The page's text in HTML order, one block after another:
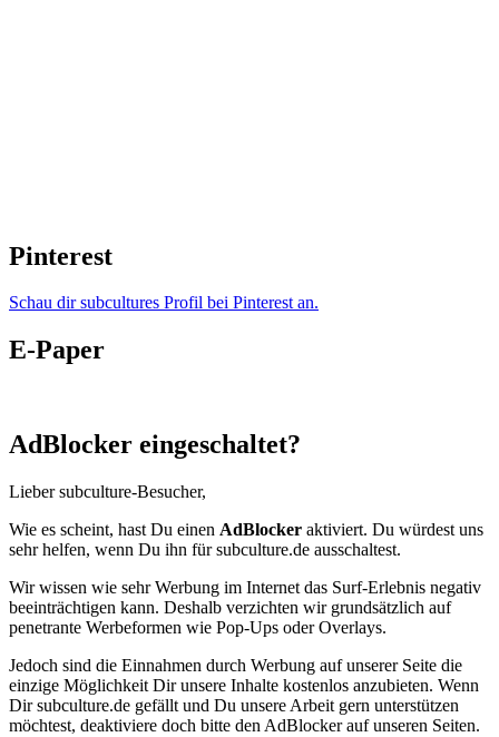
Pinterest
Schau dir subcultures Profil bei Pinterest an.
E-Paper
AdBlocker eingeschaltet?
Lieber subculture-Besucher,
Wie es scheint, hast Du einen AdBlocker aktiviert. Du würdest uns
sehr helfen, wenn Du ihn für subculture.de ausschaltest.
Wir wissen wie sehr Werbung im Internet das Surf-Erlebnis negativ
beeinträchtigen kann. Deshalb verzichten wir grundsätzlich auf
penetrante Werbeformen wie Pop-Ups oder Overlays.
Jedoch sind die Einnahmen durch Werbung auf unserer Seite die
einzige Möglichkeit Dir unsere Inhalte kostenlos anzubieten. Wenn
Dir subculture.de gefällt und Du unsere Arbeit gern unterstützen
möchtest, deaktiviere doch bitte den AdBlocker auf unseren Seiten.